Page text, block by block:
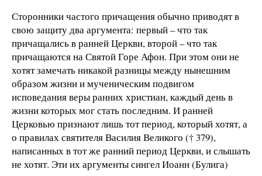
Сторонники частого причащения обычно приводят в
свою защиту два аргумента: первый – что так
причащались в ранней Церкви, второй – что так
причащаются на Святой Горе Афон. При этом они не
хотят замечать никакой разницы между нынешним
образом жизни и мученическим подвигом
исповедания веры ранних христиан, каждый день в
жизни которых мог стать последним. И ранней
Церковью признают лишь тот период, который хотят, а
о правилах святителя Василия Великого († 379),
написанных в тот же ранний период Церкви, и слышать
не хотят. Эти их аргументы сингел Иоанн (Булига)